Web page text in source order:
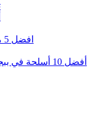
افضل 5 متصفحات خفيفه لعام 2023 للأندرويد
أفضل 10